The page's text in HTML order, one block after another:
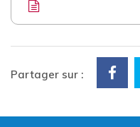
Partager sur :